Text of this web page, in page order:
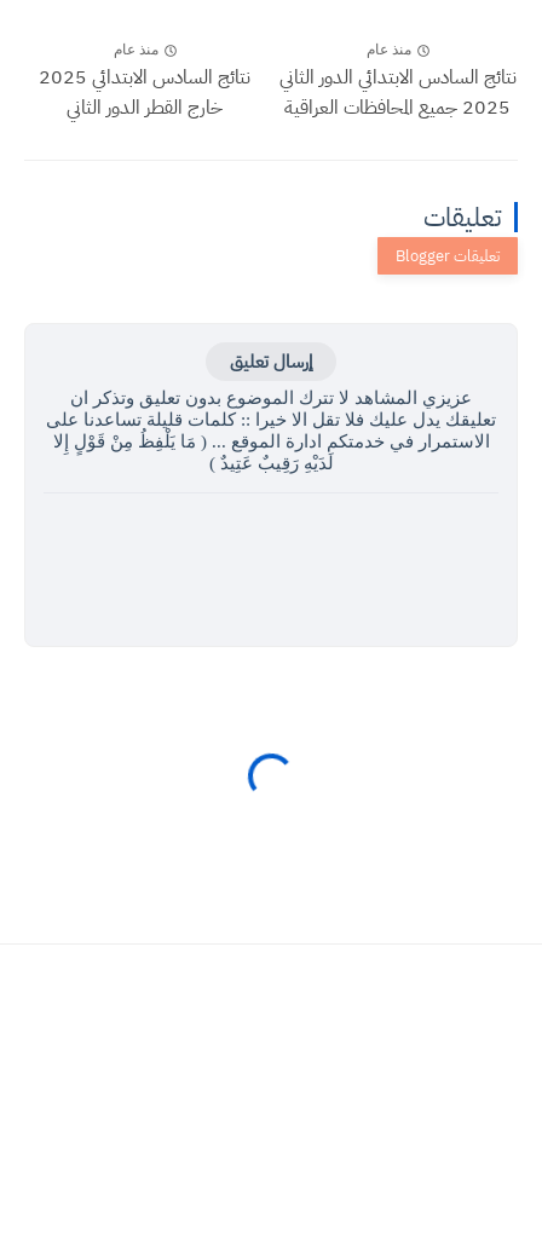
منذ عام
نتائج السادس الابتدائي الدور الثاني
2025 جميع المحافظات العراقية
منذ عام
نتائج السادس الابتدائي 2025
خارج القطر الدور الثاني
تعليقات
إرسال تعليق
عزيزي المشاهد لا تترك الموضوع بدون تعليق وتذكر ان
تعليقك يدل عليك فلا تقل الا خيرا :: كلمات قليلة تساعدنا على
الاستمرار في خدمتكم ادارة الموقع ... ( مَا يَلْفِظُ مِنْ قَوْلٍ إِلا
لَدَيْهِ رَقِيبٌ عَتِيدٌ )